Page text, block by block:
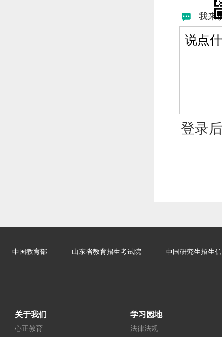
我来
登录
中国教育部 山东省教育招生考试院 中国研究生招生
关于我们
心正教育
学习园地
法律法规